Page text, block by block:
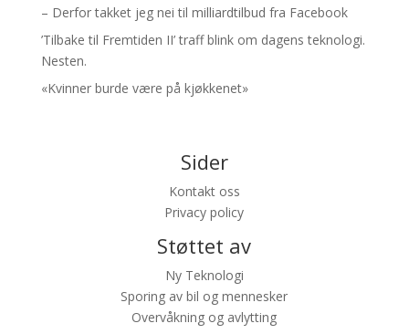
– Derfor takket jeg nei til milliardtilbud fra Facebook
’Tilbake til Fremtiden II’ traff blink om dagens teknologi.
Nesten.
«Kvinner burde være på kjøkkenet»
Sider
Kontakt oss
Privacy policy
Støttet av
Ny Teknologi
Sporing av bil og mennesker
Overvåkning og avlytting